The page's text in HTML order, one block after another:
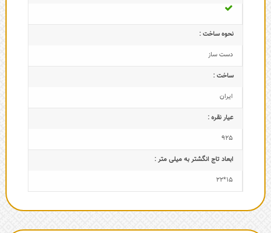
نحوه ساخت :
دست ساز
ساخت :
ایران
عیار نقره :
925
ابعاد تاج‌ انگشتر به میلی متر :
15*22